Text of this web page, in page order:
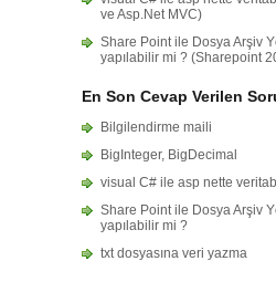
ve Asp.Net MVC)
Share Point ile Dosya Arşiv
yapılabilir mi ? (Sharepoint
En Son Cevap Verilen
Bilgilendirme maili
BigInteger, BigDecimal
visual C# ile asp nette
Share Point ile Dosya Arşiv
yapılabilir mi ?
txt dosyasına veri yazma